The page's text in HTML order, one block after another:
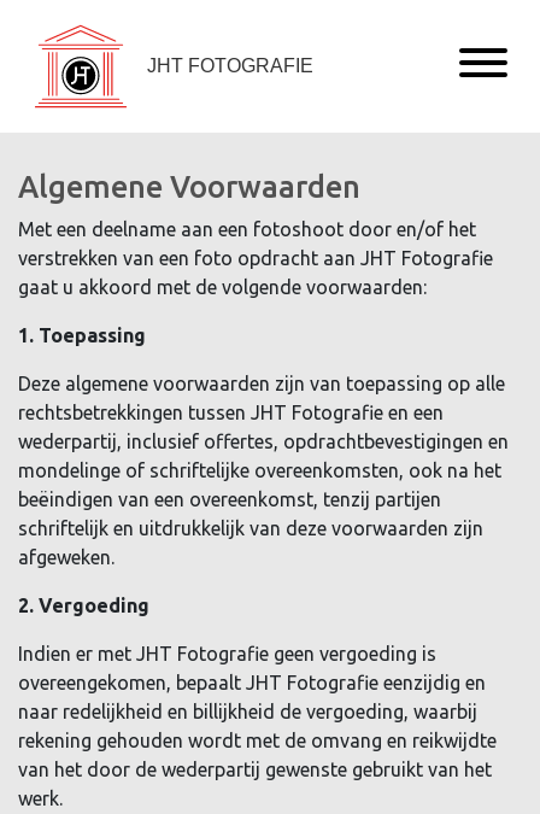
JHT FOTOGRAFIE
Algemene Voorwaarden
Met een deelname aan een fotoshoot door en/of het
verstrekken van een foto opdracht aan JHT Fotografie
gaat u akkoord met de volgende voorwaarden:
1. Toepassing
Deze algemene voorwaarden zijn van toepassing op alle
rechtsbetrekkingen tussen JHT Fotografie en een
wederpartij, inclusief offertes, opdrachtbevestigingen en
mondelinge of schriftelijke overeenkomsten, ook na het
beëindigen van een overeenkomst, tenzij partijen
schriftelijk en uitdrukkelijk van deze voorwaarden zijn
afgeweken.
2. Vergoeding
Indien er met JHT Fotografie geen vergoeding is
overeengekomen, bepaalt JHT Fotografie eenzijdig en
naar redelijkheid en billijkheid de vergoeding, waarbij
rekening gehouden wordt met de omvang en reikwijdte
van het door de wederpartij gewenste gebruikt van het
werk.